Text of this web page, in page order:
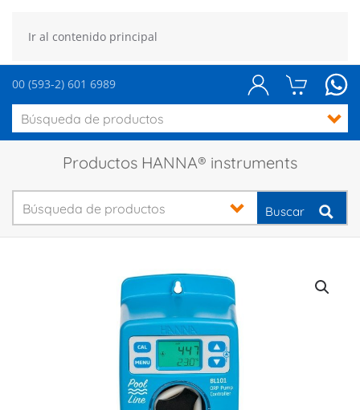
Ir al contenido principal
00 (593-2) 601 6989
Productos HANNA® instruments
Buscar